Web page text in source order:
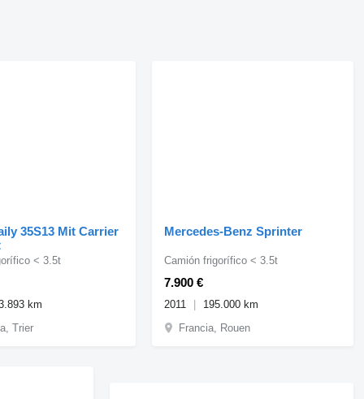
35S13 Mit Carrier
< 3.5t
km
Trier
Mercedes-Benz Sprinter
7.900 €
Camión frigorífico < 3.5t
2011
195.000 km
Francia, Rouen